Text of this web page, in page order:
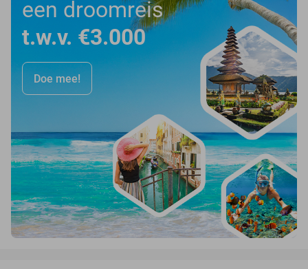
een droomreis
t.w.v. €3.000
Doe mee!